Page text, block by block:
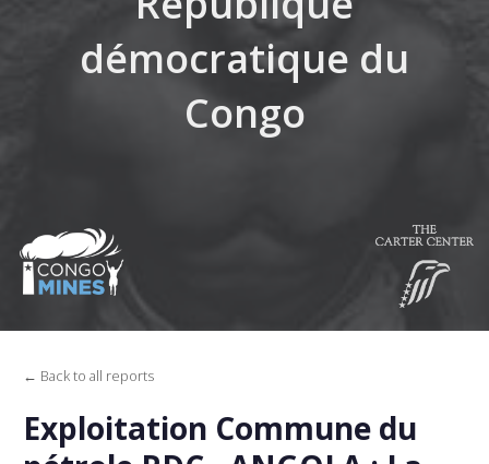
démocratique du
Congo
← Back to all reports
Exploitation Commune du